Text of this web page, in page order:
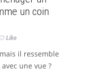
un coin
Like
il ressemble
une vue ?